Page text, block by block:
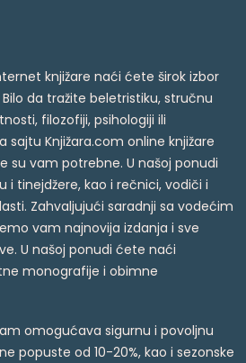
knjižare naći ćete širok izbor
da tražite beletristiku, stručnu
filozofiji, psihologiji ili
sajtu Knjižara.com online knjižare
su vam potrebne. U našoj ponudi
i tinejdžere, kao i rečnici, vodiči i
Zahvaljujući saradnji sa vodećim
vam najnovija izdanja i sve
U našoj ponudi ćete naći
monografije i obimne
omogućava sigurnu i povoljnu
popuste od 10-20%, kao i sezonske